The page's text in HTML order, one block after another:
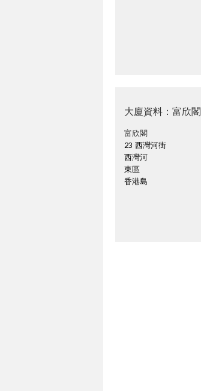
大廈資料：富欣閣
富欣閣
23 西灣河街
西灣河
東區
香港島